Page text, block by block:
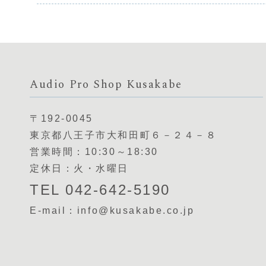
Audio Pro Shop Kusakabe
〒192-0045
東京都八王子市大和田町６－２４－８
営業時間：10:30～18:30
定休日：火・水曜日
TEL 042-642-5190
E-mail：info@kusakabe.co.jp